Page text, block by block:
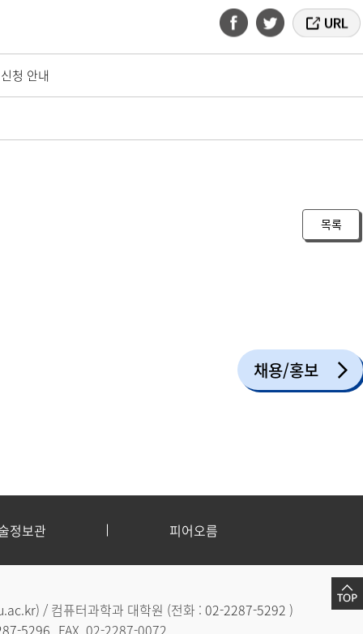
청 안내
목록
채용/홍보
정보관 피어오름
) / 컴퓨터과학과 대학원 (전화 : 02-2287-5292 )
5296 FAX. 02-2287-0072